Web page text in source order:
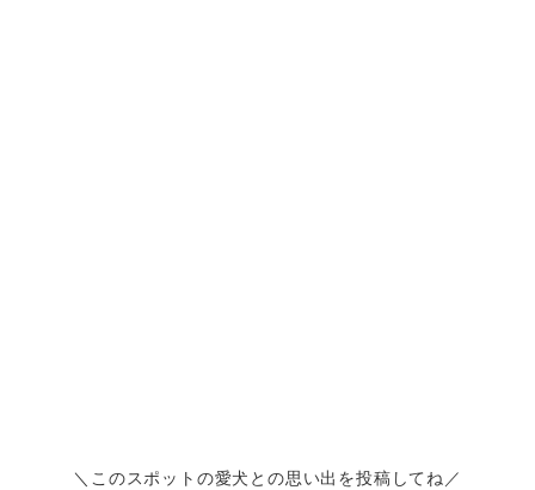
＼このスポットの愛犬との思い出を投稿してね／